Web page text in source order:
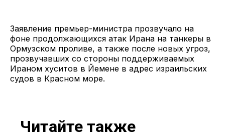
Заявление премьер-министра прозвучало на
фоне продолжающихся атак Ирана на танкеры в
Ормузском проливе, а также после новых угроз,
прозвучавших со стороны поддерживаемых
Ираном хуситов в Йемене в адрес израильских
судов в Красном море.
Читайте также